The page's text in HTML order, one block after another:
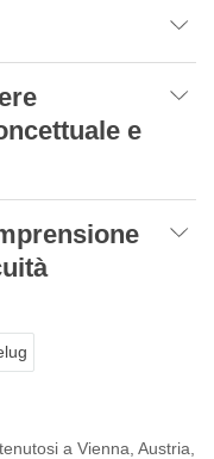
e
a Vienna, Austria,